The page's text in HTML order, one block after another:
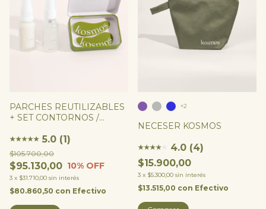
PARCHES REUTILIZABLES
+ SET CONTORNOS /
Eye Drops + Clarifying Eye
Potion
★★★★★ 5.0 (1)
$95.130,00
$105.700,00
10% OFF
3 x $31.710,00 sin interés
$80.860,50 con Efectivo
NECESER KOSMOS
★★★★
4.0 (4)
$15.900,00
3 x $5.300,00 sin interés
$13.515,00 con Efectivo
+2